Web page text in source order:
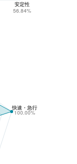
安定性
56.84%
快速・急行
100.00%